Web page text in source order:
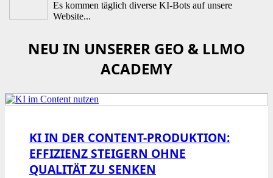
Es kommen täglich diverse KI-Bots auf unsere
Website...
NEU IN UNSERER GEO & LLMO
ACADEMY
KI IN DER CONTENT-PRODUKTION:
EFFIZIENZ STEIGERN OHNE
QUALITÄT ZU SENKEN